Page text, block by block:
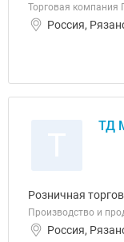
Торговая компания
Россия,
ТД
Розничная
Производство и
Россия,